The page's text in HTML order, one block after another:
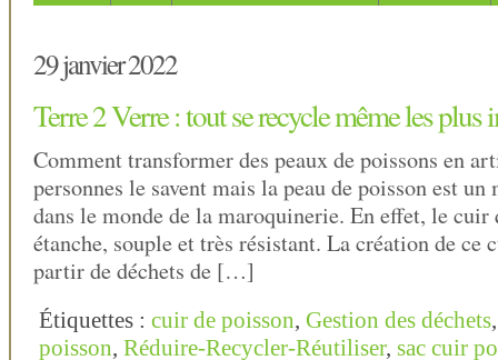
29 janvier 2022
Terre 2 Verre : tout se recycle même les plus
Comment transformer des peaux de poissons en
personnes le savent mais la peau de poisson est
dans le monde de la maroquinerie. En effet, le cuir
étanche, souple et très résistant. La création de ce
partir de déchets de […]
Étiquettes : cuir de poisson, Gestion des déchets
poisson, Réduire-Recycler-Réutiliser, sac cuir